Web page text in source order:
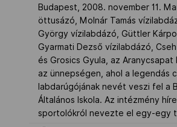
Budapest, 2008. november 11.
öttusázó, Molnár Tamás
György vízilabdázó, Güttler
Gyarmati Dezső vízilabdázó,
és Grosics Gyula, az Aranycsapat
az ünnepségen, ahol a legendás
labdarúgójának nevét veszi fel a
Általános Iskola. Az intézmény
sportolókról nevezte el egy-egy